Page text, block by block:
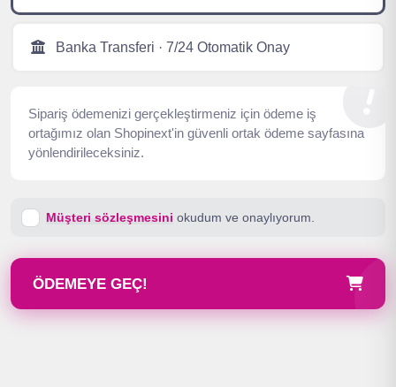
Banka Transferi · 7/24 Otomatik Onay
Sipariş ödemenizi gerçekleştirmeniz için ödeme iş
ortağımız olan Shopinext'in güvenli ortak ödeme sayfasına
yönlendirileceksiniz.
Müşteri sözleşmesini okudum ve onaylıyorum.
ÖDEMEYE GEÇ!